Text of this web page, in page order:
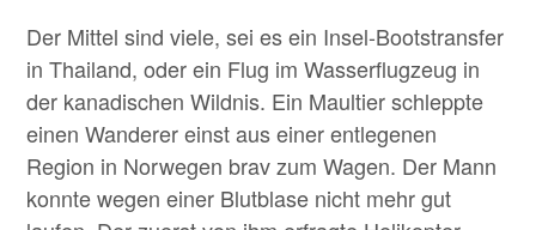
Der Mittel sind viele, sei es ein Insel-Bootstransfer
in Thailand, oder ein Flug im Wasserflugzeug in
der kanadischen Wildnis. Ein Maultier schleppte
einen Wanderer einst aus einer entlegenen
Region in Norwegen brav zum Wagen. Der Mann
konnte wegen einer Blutblase nicht mehr gut